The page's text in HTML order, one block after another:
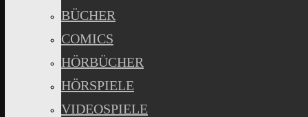
BÜCHER
COMICS
HÖRBÜCHER
HÖRSPIELE
VIDEOSPIELE